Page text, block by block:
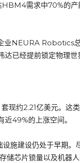
需求中70%的
业NEURA Robotics
已经提前锁定物理世
约2.21亿美元。这
49%的上涨空间。
施建设仍处于早期
储芯片锁量以及机器